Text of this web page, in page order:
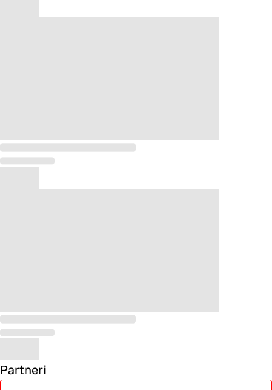
Partneri